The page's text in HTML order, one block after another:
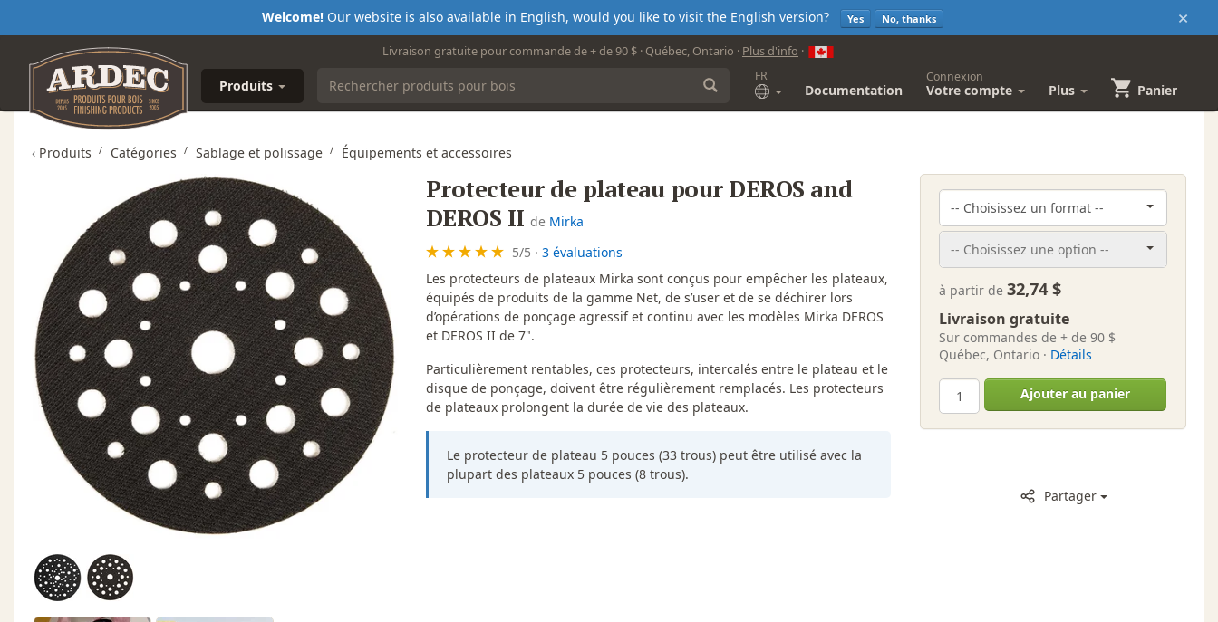
×
Welcome!Our website is also available in English, would you like to visit the English version? Yes No, thanks
Livraison gratuite pour commande de + de 90 $ · Québec, Ontario · Plus d'info ·
Produits
FR
Documentation
Connexion
Votre compte Plus Panier
‹ Produits Catégories Sablage et polissage Équipements et accessoires
à partir de 32,74 $
Livraison gratuite
Sur commandes de + de 90 $
Québec, Ontario · Détails
Ajouter au panier
Partager
Protecteur de plateau pour DEROS and
DEROS II de Mirka
5/5 · 3 évaluations
Les protecteurs de plateaux Mirka sont conçus pour empêcher les plateaux,
équipés de produits de la gamme Net, de s’user et de se déchirer lors
d’opérations de ponçage agressif et continu avec les modèles Mirka DEROS
et DEROS II de 7".
Particulièrement rentables, ces protecteurs, intercalés entre le plateau et le
disque de ponçage, doivent être régulièrement remplacés. Les protecteurs
de plateaux prolongent la durée de vie des plateaux.
Le protecteur de plateau 5 pouces (33 trous) peut être utilisé avec la
plupart des plateaux 5 pouces (8 trous).